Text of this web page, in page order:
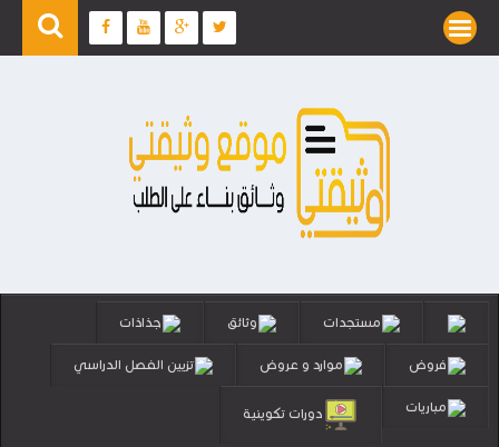
مستجدات وثائق جذاذات
فروض موارد و عروض تزيين الفصل الدراسي
مباريات دورات تكوينية